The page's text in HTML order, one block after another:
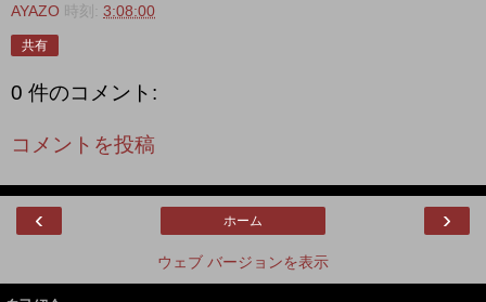
AYAZO 時刻: 3:08:00
共有
0 件のコメント:
コメントを投稿
‹ ›
ホーム
ウェブ バージョンを表示